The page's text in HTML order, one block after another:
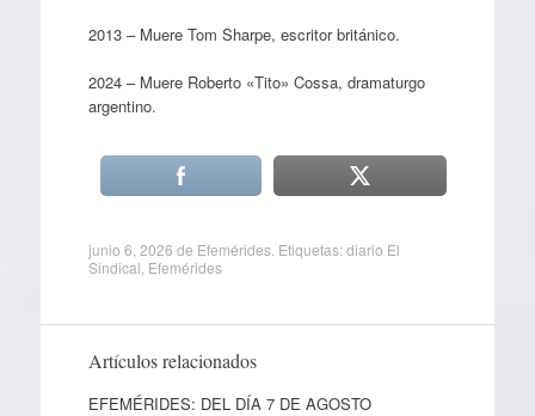
2013 – Muere Tom Sharpe, escritor británico.
2024 – Muere Roberto «Tito» Cossa, dramaturgo
argentino.
junio 6, 2026 de Efemérides. Etiquetas:diario El
Sindical Efemérides
Artículos relacionados
EFEMÉRIDES: DEL DÍA 7 DE AGOSTO